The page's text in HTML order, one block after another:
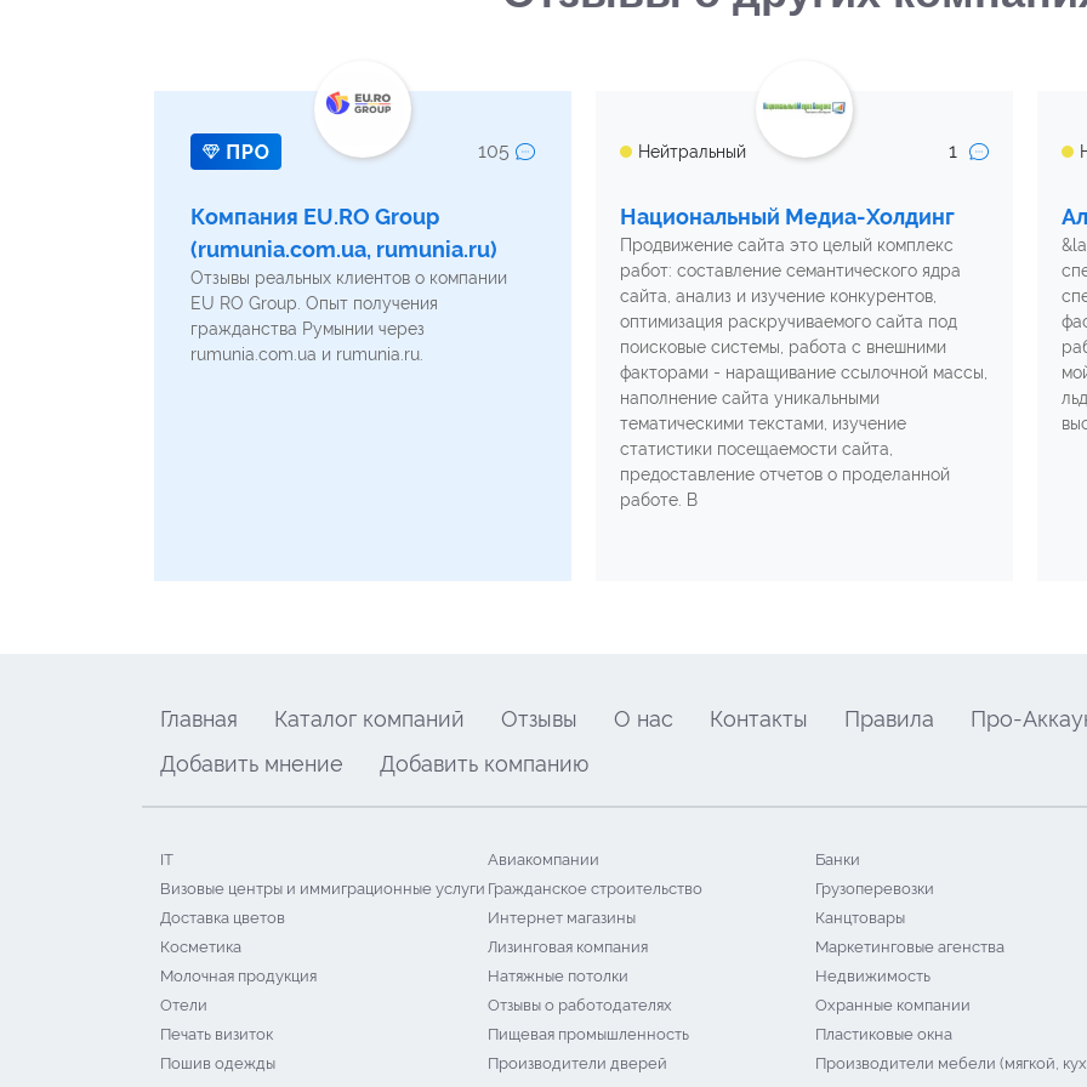
105
Компания EU.RO Group
(rumunia.com.ua, rumunia.ru)
Отзывы реальных клиентов о компании
EU RO Group. Опыт получения
гражданства Румынии через
rumunia.com.ua и rumunia.ru.
Нейтральный 1
Национальный Медиа-Холдинг
Продвижение сайта это целый комплекс
работ: составление семантического ядра
сайта, анализ и изучение конкурентов,
оптимизация раскручиваемого сайта под
поисковые системы, работа с внешними
факторами - наращивание ссылочной массы,
наполнение сайта уникальными
тематическими текстами, изучение
статистики посещаемости сайта,
предоставление отчетов о проделанной
работе. В
Главная Каталог компаний Отзывы О нас Контакты Правила
Про-
Добавить мнение
Добавить компанию
IT Авиакомпании
Банки
Визовые центры и иммиграционные услуги Гражданское строительство
Грузоперевозки
Доставка цветов
Интернет магазины
Канцтовары
Косметика
Лизинговая компания
Маркетинговые агенства
Молочная продукция
Натяжные потолки
Недвижимость
Отели
Отзывы о работодателях
Охранные компании
Печать визиток
Пищевая промышленность
Пластиковые окна
Пошив одежды
Производители дверей
Производители мебели (мягкой,